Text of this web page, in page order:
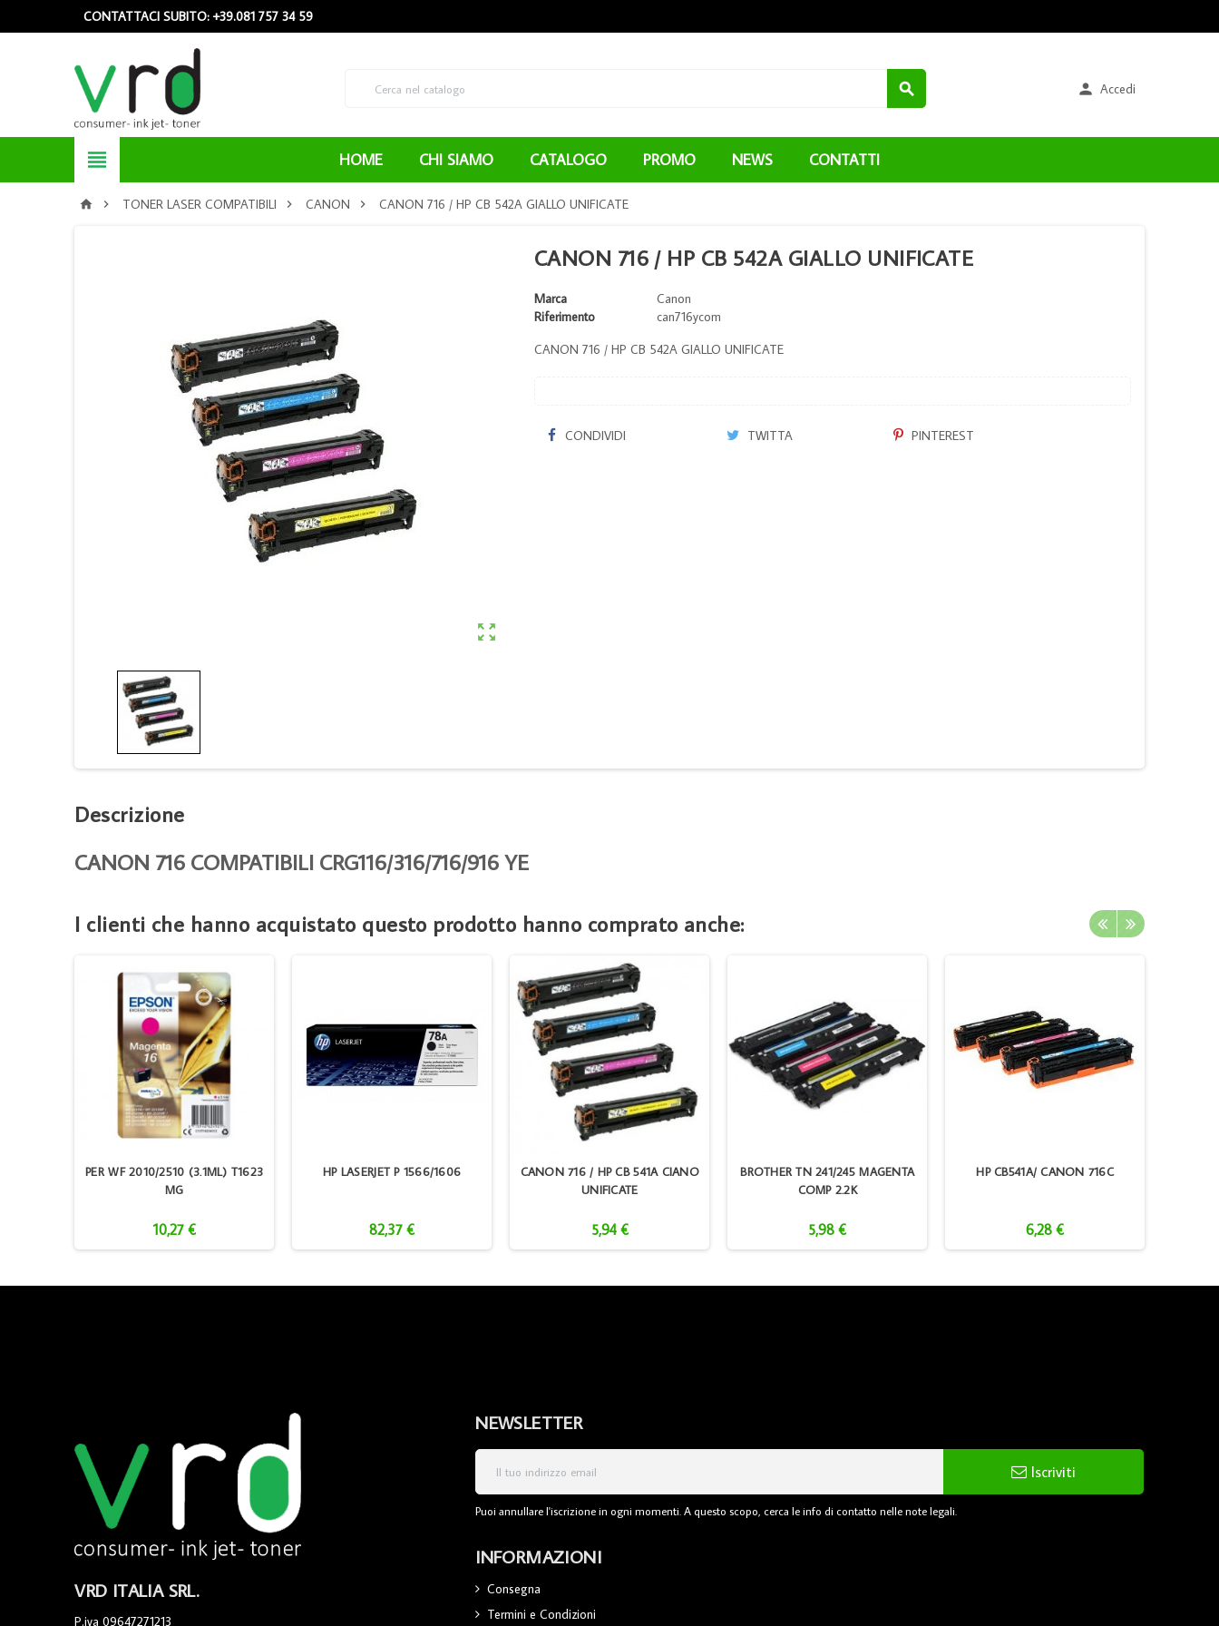
CONTATTACI SUBITO: +39.081 757 34 59
  Accedi
 HOME CHI SIAMO CATALOGO PROMO NEWS CONTATTI
  TONER LASER COMPATIBILI  CANON  CANON 716 / HP CB 542A GIALLO UNIFICATE

CANON 716 / HP CB 542A GIALLO UNIFICATE
Marca
Canon
Riferimento
can716ycom
CANON 716 / HP CB 542A GIALLO UNIFICATE
CONDIVIDI TWITTA PINTEREST
Descrizione
CANON 716 COMPATIBILI CRG116/316/716/916 YE
I clienti che hanno acquistato questo prodotto hanno comprato anche:
PER WF 2010/2510 (3.1ML) T1623
MG
10,27 €
HP LASERJET P 1566/1606
82,37 €
CANON 716 / HP CB 541A CIANO
UNIFICATE
5,94 €
BROTHER TN 241/245 MAGENTA
COMP 2.2K
5,98 €
HP CB541A/ CANON 716C
6,28 €
VRD ITALIA SRL.
P.iva 09647271213
NEWSLETTER
Iscriviti
Puoi annullare l'iscrizione in ogni momenti. A questo scopo, cerca le info di contatto nelle note legali.
INFORMAZIONI
Consegna
Termini e Condizioni